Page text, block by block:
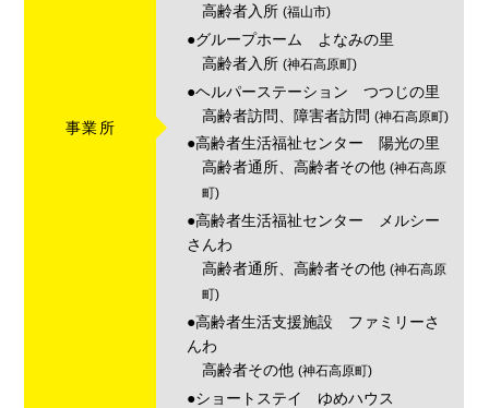
事業所
高齢者入所(福山市)
●グループホーム よなみの里
高齢者入所(神石高原町)
●ヘルパーステーション つつじの里
高齢者訪問、障害者訪問(神石高原町)
●高齢者生活福祉センター 陽光の里
高齢者通所、高齢者その他(神石高原
町)
●高齢者生活福祉センター メルシー
さんわ
高齢者通所、高齢者その他(神石高原
町)
●高齢者生活支援施設 ファミリーさ
んわ
高齢者その他(神石高原町)
●ショートステイ ゆめハウス